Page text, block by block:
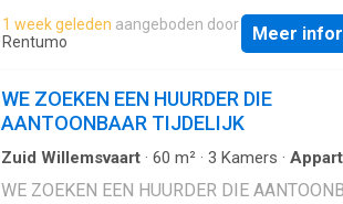
1 week geleden aangeboden door
Rentumo
Meer
WE ZOEKEN EEN HUURDER DIE
AANTOONBAAR TIJDELIJK
Zuid Willemsvaart · 60 m² · 3 Kamers ·
WE ZOEKEN EEN HUURDER DIE